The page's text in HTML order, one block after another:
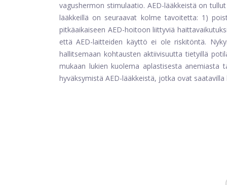
vagushermon stimulaatio. AED-lääkkeistä on
lääkkeillä on seuraavat kolme tavoitetta: 1)
pitkäaikaiseen AED-hoitoon liittyviä
että AED-laitteiden käyttö ei ole riskitöntä.
hallitsemaan kohtausten aktiivisuutta tietyillä
mukaan lukien kuolema aplastisesta
hyväksymistä AED-lääkkeistä, jotka ovat